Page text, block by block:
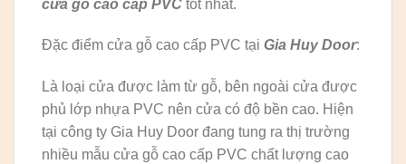
cửa gỗ cao cấp PVC tốt nhất.
Đặc điểm cửa gỗ cao cấp PVC tại Gia Huy Door:
Là loại cửa được làm từ gỗ, bên ngoài cửa được
phủ lớp nhựa PVC nên cửa có độ bền cao. Hiện
tại công ty Gia Huy Door đang tung ra thị trường
nhiều mẫu cửa gỗ cao cấp PVC chất lượng cao